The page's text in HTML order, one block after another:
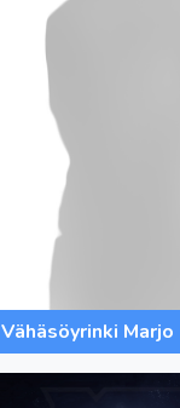
Vähäsöyrinki Marjo